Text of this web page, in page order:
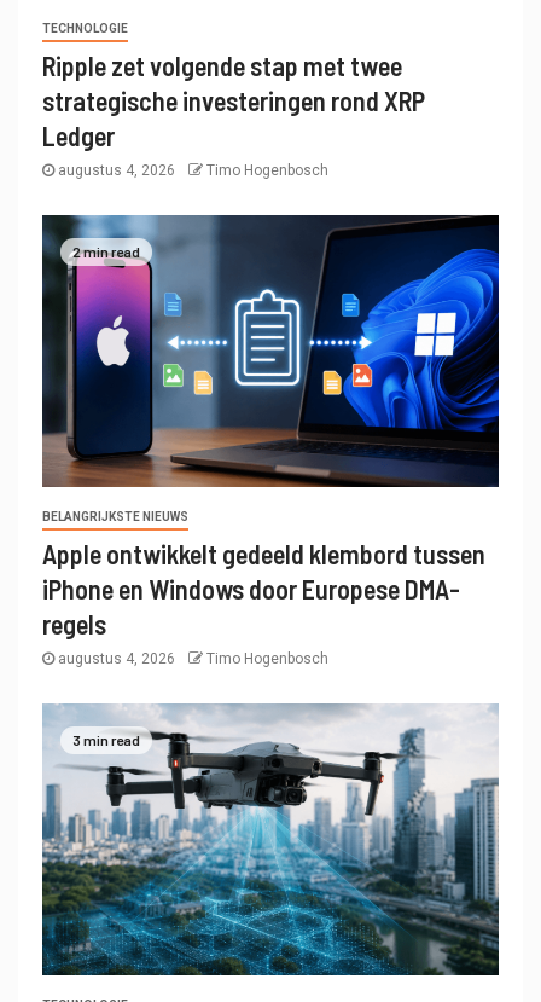
TECHNOLOGIE
Ripple zet volgende stap met twee
strategische investeringen rond XRP
Ledger
augustus 4, 2026 Timo Hogenbosch
2 min read
BELANGRIJKSTE NIEUWS
Apple ontwikkelt gedeeld klembord tussen
iPhone en Windows door Europese DMA-
regels
augustus 4, 2026 Timo Hogenbosch
3 min read